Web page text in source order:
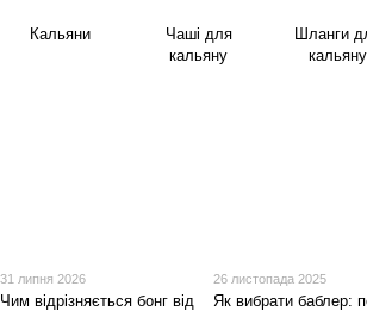
Кальяни
Чаші для
кальяну
Шланги
кальяну
31 липня 2026
Чим відрізняється бонг від
26 листопада 2025
Як вибрати баблер: